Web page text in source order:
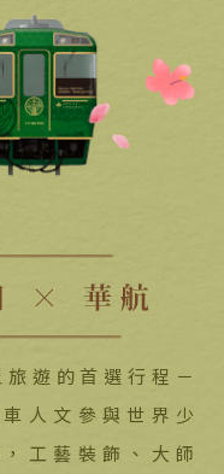
遊的首選行程－
人文參與世界少
工藝裝飾、大師